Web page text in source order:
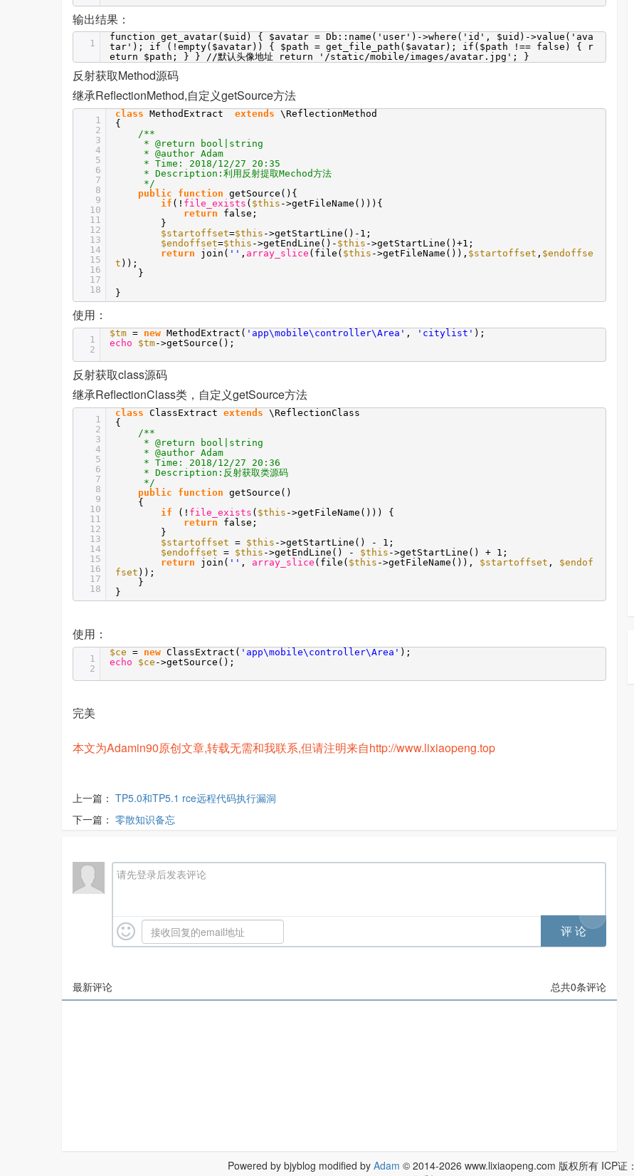
输出结果：
1
function get_avatar($uid) { $avatar = Db::name('user')->where('id', $uid)->value('ava
tar'); if (!empty($avatar)) { $path = get_file_path($avatar); if($path !== false) { r
eturn $path; } } //默认头像地址 return '/static/mobile/images/avatar.jpg'; }
反射获取Method源码
继承ReflectionMethod,自定义getSource方法
1
2
3
4
5
6
7
8
9
10
11
12
13
14
15
16
17
18
class MethodExtract extends \ReflectionMethod
{
/**
* @return bool|string
* @author Adam
* Time: 2018/12/27 20:35
* Description:利用反射提取Mechod方法
*/
public
function getSource(){
if (! file_exists ( $this ->getFileName())){
return
false;
}
$startoffset=$this ->getStartLine()-1;
$endoffset=$this ->getEndLine()- $this ->getStartLine()+1;
return
join( '' , array_slice (file( $this ->getFileName()), $startoffset , $endoffse
t ));
}
}
使用：
1
2
$tm = new MethodExtract( 'app\mobile\controller\Area' , 'citylist' );
echo
$tm->getSource();
反射获取class源码
继承ReflectionClass类，自定义getSource方法
1
2
3
4
5
6
7
8
9
10
11
12
13
14
15
16
17
18
class ClassExtract extends \ReflectionClass
{
/**
* @return bool|string
* @author Adam
* Time: 2018/12/27 20:36
* Description:反射获取类源码
*/
public
function getSource()
{
if
(! file_exists ( $this ->getFileName())) {
return
false;
}
$startoffset = $this ->getStartLine() - 1;
$endoffset = $this ->getEndLine() - $this ->getStartLine() + 1;
return
join( '' , array_slice (file( $this ->getFileName()), $startoffset , $endof
fset ));
}
}
使用：
1
2
$ce = new ClassExtract( 'app\mobile\controller\Area' );
echo
$ce ->getSource();
完美
本文为Adamin90原创文章,转载无需和我联系,但请注明来自http://www.lixiaopeng.top
上一篇： TP5.0和TP5.1 rce远程代码执行漏洞
下一篇： 零散知识备忘
请先登录后发表评论
最新评论 总共0条评论
Powered by bjyblog modified by Adam © 2014-2026 www.lixiaopeng.com 版权所有 ICP证：